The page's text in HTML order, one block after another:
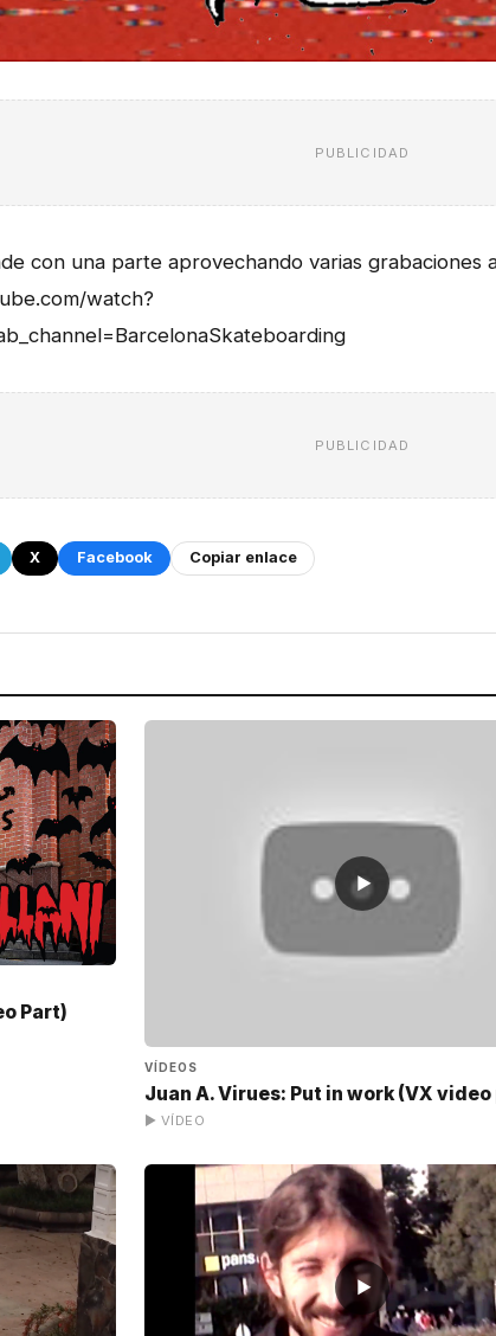
PUBLICIDAD
con una parte aprovechando varias grabaciones
watch?
PUBLICIDAD
X Facebook Copiar enlace
Part)
▶
VÍDEOS
Juan A. Virues: Put in work (VX
▶ VÍDEO
▶